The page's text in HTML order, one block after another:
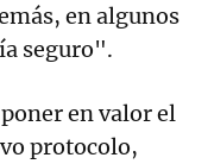
en algunos
seguro".
en valor el
protocolo,